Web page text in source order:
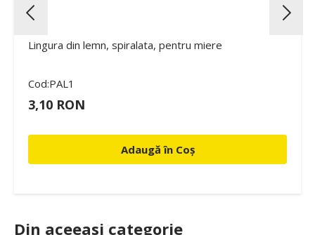
Lingura din lemn, spiralata, pentru miere
Cod:PAL1
3,10 RON
Adaugă în Coș
Din aceeasi categorie